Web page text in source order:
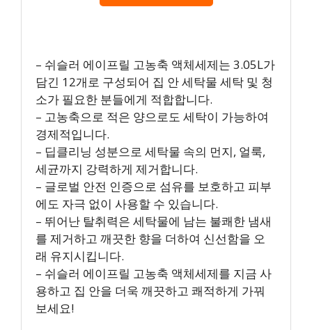
– 쉬슬러 에이프릴 고농축 액체세제는 3.05L가
담긴 12개로 구성되어 집 안 세탁물 세탁 및 청
소가 필요한 분들에게 적합합니다.
– 고농축으로 적은 양으로도 세탁이 가능하여
경제적입니다.
– 딥클리닝 성분으로 세탁물 속의 먼지, 얼룩,
세균까지 강력하게 제거합니다.
– 글로벌 안전 인증으로 섬유를 보호하고 피부
에도 자극 없이 사용할 수 있습니다.
– 뛰어난 탈취력은 세탁물에 남는 불쾌한 냄새
를 제거하고 깨끗한 향을 더하여 신선함을 오
래 유지시킵니다.
– 쉬슬러 에이프릴 고농축 액체세제를 지금 사
용하고 집 안을 더욱 깨끗하고 쾌적하게 가꿔
보세요!